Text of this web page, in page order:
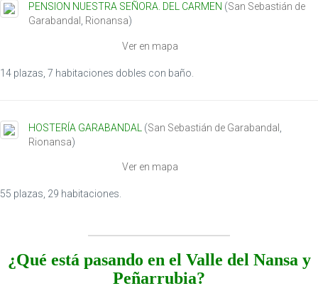
PENSION NUESTRA SEÑORA. DEL CARMEN (San Sebastián de
Garabandal , Rionansa)
Ver en mapa
14 plazas, 7 habitaciones dobles con baño.
HOSTERÍA GARABANDAL (San Sebastián de Garabandal
Rionansa)
Ver en mapa
55 plazas, 29 habitaciones.
¿Qué está pasando en el Valle del Nansa y
Peñarrubia?